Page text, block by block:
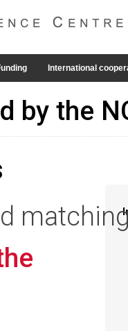
International
by the